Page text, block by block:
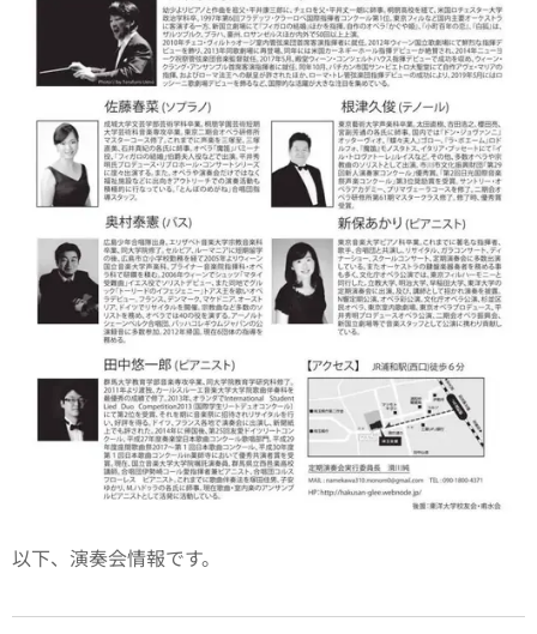
以下、演奏会情報です。